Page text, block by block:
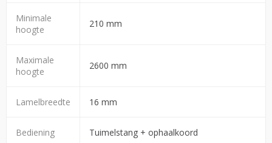
Minimale
hoogte
210 mm
Maximale
hoogte
2600 mm
Lamelbreedte 16 mm
Bediening Tuimelstang + ophaalkoord